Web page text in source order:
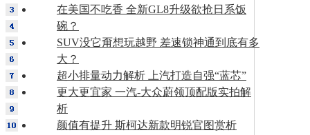
在美国不吃香 全新GL8升级欲抢日系饭
碗？
SUV没它甭想玩越野 差速锁神通到底有多
大？
超小排量动力解析 上汽打造自强“蓝芯”
更大更宜家 一汽-大众蔚领顶配版实拍解
析
颜值有提升 斯柯达新款明锐官图赏析